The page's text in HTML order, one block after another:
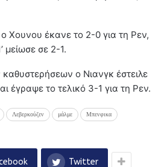
Χουνου έκανε το 2-0 για τη Ρεν,
μείωσε σε 2-1.
καθυστερήσεων ο Νιανγκ έστειλε
έγραψε το τελικό 3-1 για τη Ρεν.
Λεβερκούζεν μάλμε Μπενφικα
Twitter